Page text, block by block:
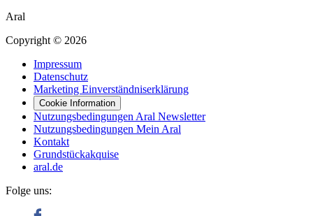
Aral
Copyright © 2026
Impressum
Datenschutz
Marketing Einverständniserklärung
Cookie Information
Nutzungsbedingungen Aral Newsletter
Nutzungsbedingungen Mein Aral
Kontakt
Grundstückakquise
aral.de
Folge uns: